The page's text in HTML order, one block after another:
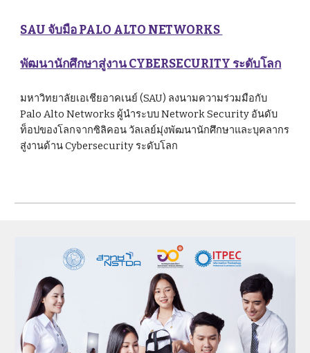
SAU จับมือ PALO ALTO NETWORKS
พัฒนานักศึกษาสู่งาน CYBERSECURITY ระดับโลก
มหาวิทยาลัยเอเชียอาคเนย์ (SAU) ลงนามความร่วมมือกับ
Palo Alto Networks ผู้นำระบบ Network Security อันดับ
ท็อปของโลกจากซิลิคอน วัลเลย์มุ่งพัฒนานักศึกษาและบุคลากร
สู่งานด้าน Cybersecurity ระดับโลก